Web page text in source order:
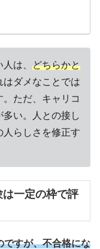
は、 どちらかと
はダメなことでは
ただ、キャリコ
い。人との接し
らしさを修正す
一定の枠で評
ですが、不合格にな